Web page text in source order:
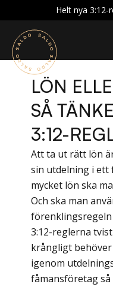
Helt nya 3:12-
LÖN
SÅ
3:12-
Att ta ut rätt lön
sin utdelning i ett
mycket lön ska
Och ska man
förenklingsregeln
3:12-reglerna
krångligt
igenom
fåmansföretag